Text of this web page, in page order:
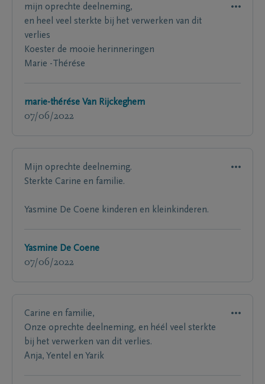
mijn oprechte deelneming,
en heel veel sterkte bij het verwerken van dit
verlies
Koester de mooie herinneringen
Marie -Thérése
marie-thérése Van Rijckeghem
07/06/2022
Mijn oprechte deelneming.
Sterkte Carine en familie.
Yasmine De Coene kinderen en kleinkinderen.
Yasmine De Coene
07/06/2022
Carine en familie,
Onze oprechte deelneming, en héél veel sterkte
bij het verwerken van dit verlies.
Anja, Yentel en Yarik